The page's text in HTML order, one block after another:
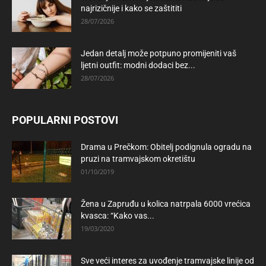
najrizičnije i kako se zaštititi
28/07/2026
Jedan detalj može potpuno promijeniti vaš
ljetni outfit: modni dodaci bez...
28/07/2026
POPULARNI POSTOVI
Drama u Prečkom: Obitelj podignula ogradu na
pruzi na tramvajskom okretištu
01/10/2019
Žena u Zapruđu u kolica natrpala 6000 vrećica
kvasca: “Kako vas...
19/03/2020
Sve veći interes za uvođenje tramvajske linije od